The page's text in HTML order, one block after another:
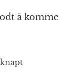
å komme